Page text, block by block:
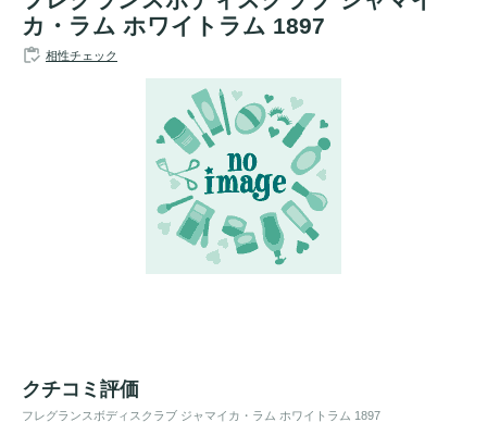
カ・ラム ホワイトラム 1897
相性チェック
クチコミ評価
フレグランスボディスクラブ ジャマイカ・ラム ホワイトラム 1897